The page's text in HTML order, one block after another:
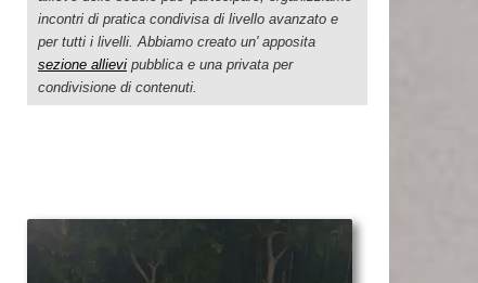
incontri di pratica condivisa di livello avanzato e
per tutti i livelli. Abbiamo creato un' apposita
sezione allievi pubblica e una privata per
condivisione di contenuti.